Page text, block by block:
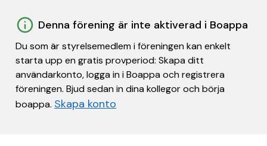
Denna förening är inte aktiverad i Boappa
Du som är styrelsemedlem i föreningen kan enkelt
starta upp en gratis provperiod: Skapa ditt
användarkonto, logga in i Boappa och registrera
föreningen. Bjud sedan in dina kollegor och börja
boappa. Skapa konto